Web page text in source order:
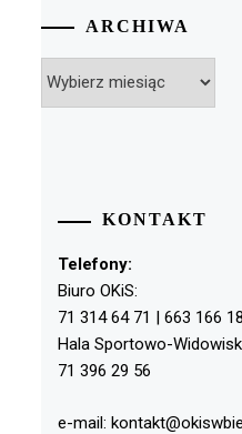
ARCHIWA
KONTAKT
Telefony:
Biuro OKiS:
71 314 64 71 | 663 166
Hala Sportowo-
71 396 29 56
e-mail: